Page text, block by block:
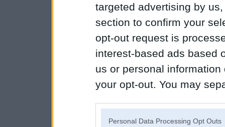
targeted advertising by
section to confirm your
opt-out request is
interest-based ads based
us or personal
your opt-out. You may
Personal Data Processing Opt Outs